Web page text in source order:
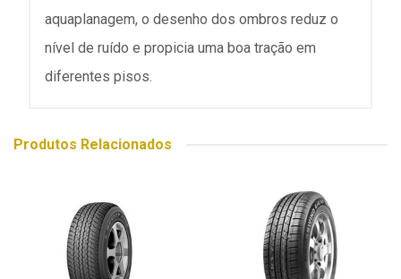
aquaplanagem, o desenho dos ombros reduz o
nível de ruído e propicia uma boa tração em
diferentes pisos.
Produtos Relacionados